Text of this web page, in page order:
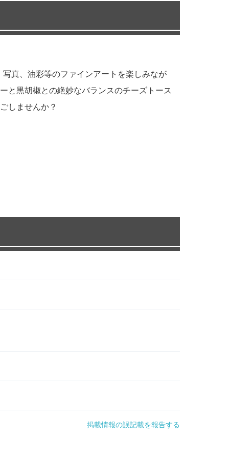
真、油彩等のファインアートを楽しみなが
と黒胡椒との絶妙なバランスのチーズトース
しませんか？
掲載情報の誤記載を報告する